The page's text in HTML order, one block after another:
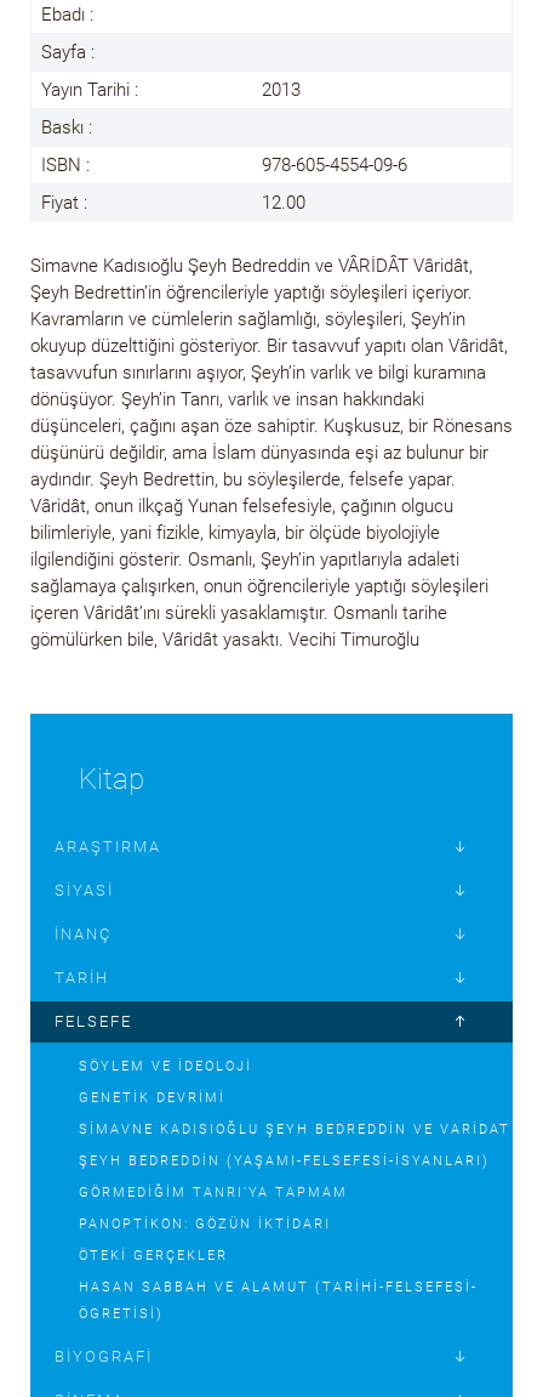
Ebadı :
Sayfa :
Yayın Tarihi :
2013
Baskı :
ISBN :
978-605-4554-09-6
Fiyat :
12.00
Simavne Kadısıoğlu Şeyh Bedreddin ve VÂRİDÂT Vâridât,
Şeyh Bedrettin’in öğrencileriyle yaptığı söyleşileri içeriyor.
Kavramların ve cümlelerin sağlamlığı, söyleşileri, Şeyh’in
okuyup düzelttiğini gösteriyor. Bir tasavvuf yapıtı olan Vâridât,
tasavvufun sınırlarını aşıyor, Şeyh’in varlık ve bilgi kuramına
dönüşüyor. Şeyh’in Tanrı, varlık ve insan hakkındaki
düşünceleri, çağını aşan öze sahiptir. Kuşkusuz, bir Rönesans
düşünürü değildir, ama İslam dünyasında eşi az bulunur bir
aydındır. Şeyh Bedrettin, bu söyleşilerde, felsefe yapar.
Vâridât, onun ilkçağ Yunan felsefesiyle, çağının olgucu
bilimleriyle, yani fizikle, kimyayla, bir ölçüde biyolojiyle
ilgilendiğini gösterir. Osmanlı, Şeyh’in yapıtlarıyla adaleti
sağlamaya çalışırken, onun öğrencileriyle yaptığı söyleşileri
içeren Vâridât’ını sürekli yasaklamıştır. Osmanlı tarihe
gömülürken bile, Vâridât yasaktı. Vecihi Timuroğlu
Kitap
ARAŞTIRMA
SIYASI
İNANÇ
TARIH
FELSEFE
SÖYLEM VE İDEOLOJI
GENETIK DEVRIMI
SIMAVNE KADISIOĞLU ŞEYH BEDREDDIN VE VARIDAT
ŞEYH BEDREDDIN (YAŞAMI-FELSEFESI-İSYANLARI)
GÖRMEDIĞIM TANRI’YA TAPMAM
PANOPTIKON: GÖZÜN İKTIDARI
ÖTEKI GERÇEKLER
HASAN SABBAH VE ALAMUT (TARIHI-FELSEFESI-
ÖGRETISI)
BIYOGRAFI